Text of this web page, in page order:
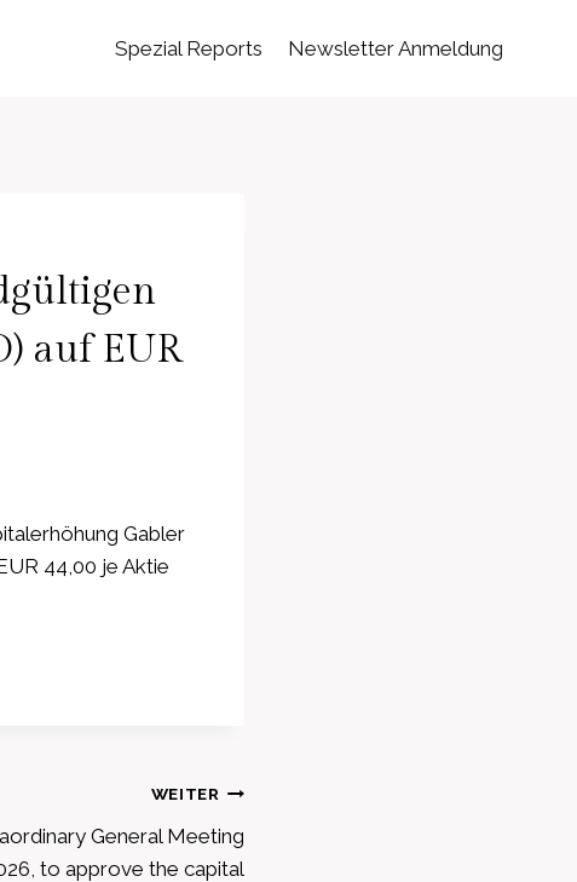
Spezial Reports Newsletter Anmeldung
auf EUR
Gabler
44,00 je Aktie
WEITER
General Meeting
to approve the capital